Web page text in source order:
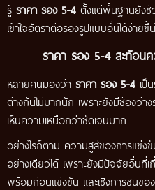
รู้ ราคา รอง 5-4 ตั้งแต่พื้นฐานยังช่
เข้าใจอัตราต่อรองรูปแบบอื่นได้ง่ายขึ้
ราคา รอง 5-4 สะท้อนค
หลายคนมองว่า ราคา รอง 5-4 เป็
ต่างกันไม่มากนัก เพราะยังมีช่องว่า
เห็นความเหนือกว่าชัดเจนมาก
อย่างไรก็ตาม ความสูสีของการแข่
อย่างเดียวได้ เพราะยังมีปัจจัยอื่น
พร้อมก่อนแข่งขัน และเชิงการชนขอ